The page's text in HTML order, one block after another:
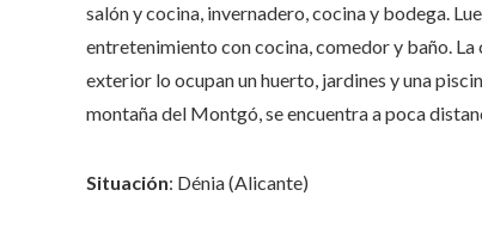
salón y cocina, invernadero, cocina y bodega.
entretenimiento con cocina, comedor y baño.
exterior lo ocupan un huerto, jardines y una
montaña del Montgó, se encuentra a poca
Situación: Dénia (Alicante)